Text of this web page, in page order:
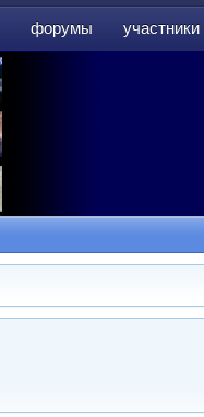
форумы участники